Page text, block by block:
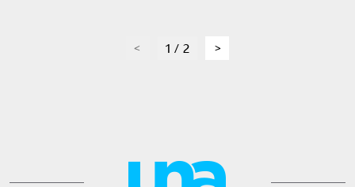
page1 / 2 page